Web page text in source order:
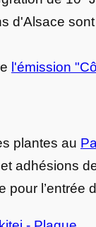
d'Alsace
l'émission
plantes au
adhésions
pour